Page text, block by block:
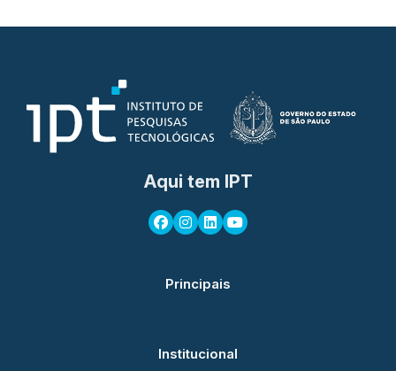
Aqui tem IPT
Principais
Institucional